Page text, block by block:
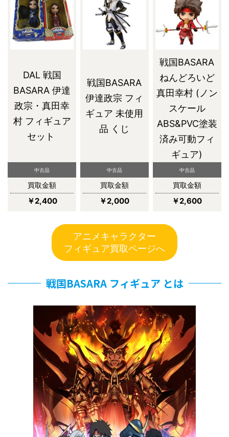
DAL 戦国
BASARA 伊達
政宗・真田幸
村 フィギュア
セット
中古品
買取金額
￥2,400
戦国BASARA
伊達政宗 フィ
ギュア 未使用
品 くじ
中古品
買取金額
￥2,000
戦国BASARA
ねんどろいど
真田幸村 (ノン
スケール
ABS&PVC塗装
済み可動フィ
ギュア)
中古品
買取金額
￥2,600
アニメキャラクター
フィギュア買取ページへ
戦国BASARA フィギュア とは